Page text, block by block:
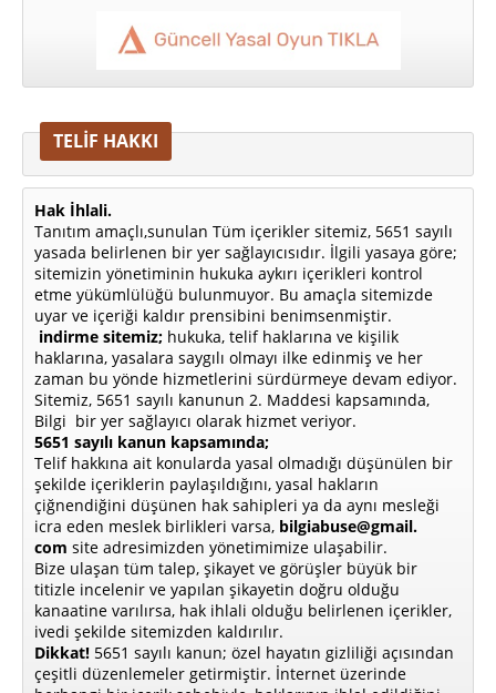
TELİF HAKKI
Hak İhlali.
Tanıtım amaçlı,sunulan Tüm içerikler sitemiz, 5651 sayılı
yasada belirlenen bir yer sağlayıcısıdır. İlgili yasaya göre;
sitemizin yönetiminin hukuka aykırı içerikleri kontrol
etme yükümlülüğü bulunmuyor. Bu amaçla sitemizde
uyar ve içeriği kaldır prensibini benimsenmiştir.
indirme sitemiz; hukuka, telif haklarına ve kişilik
haklarına, yasalara saygılı olmayı ilke edinmiş ve her
zaman bu yönde hizmetlerini sürdürmeye devam ediyor.
Sitemiz, 5651 sayılı kanunun 2. Maddesi kapsamında,
Bilgi bir yer sağlayıcı olarak hizmet veriyor.
5651 sayılı kanun kapsamında;
Telif hakkına ait konularda yasal olmadığı düşünülen bir
şekilde içeriklerin paylaşıldığını, yasal hakların
çiğnendiğini düşünen hak sahipleri ya da aynı mesleği
icra eden meslek birlikleri varsa, bilgiabuse@gmail.
com site adresimizden yönetimimize ulaşabilir.
Bize ulaşan tüm talep, şikayet ve görüşler büyük bir
titizle incelenir ve yapılan şikayetin doğru olduğu
kanaatine varılırsa, hak ihlali olduğu belirlenen içerikler,
ivedi şekilde sitemizden kaldırılır.
Dikkat! 5651 sayılı kanun; özel hayatın gizliliği açısından
çeşitli düzenlemeler getirmiştir. İnternet üzerinde